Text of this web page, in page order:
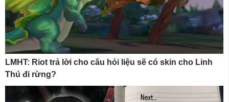
LMHT: Riot trả lời cho câu hỏi liệu sẽ có skin cho Linh
Thú đi rừng?